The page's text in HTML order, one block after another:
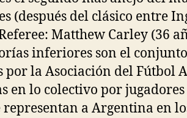
(después del clásico entre
Matthew Carley (36
inferiores son el
por la Asociación del Fútbol
en lo colectivo por jugadores
representan a Argentina en